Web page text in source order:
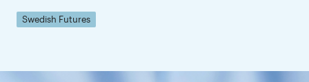
Swedish Futures